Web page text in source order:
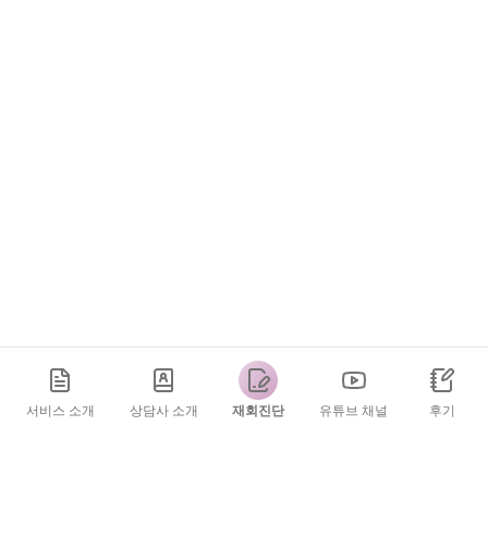
서비스 소개 상담사 소개 재회진단 유튜브 채널 후기